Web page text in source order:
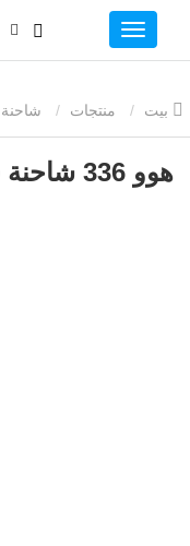
منتجات شاحنة
هوو 336 شاحنة قلابة 10 عجلة